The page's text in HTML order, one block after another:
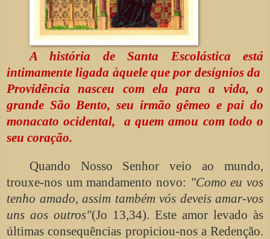
A história de Santa Escolástica está
intimamente ligada àquele que por desígnios da
Providência nasceu com ela para a vida, o
grande São Bento, seu irmão gêmeo e pai do
monacato ocidental, a quem amou com todo o
seu coração.
Quando Nosso Senhor veio ao mundo,
trouxe-nos um mandamento novo: "Como eu vos
tenho amado, assim também vós deveis amar-vos
uns aos outros"(Jo 13,34). Este amor levado às
últimas consequências propiciou-nos a Redenção.